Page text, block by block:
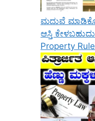
ಮದುವೆ
ಆಸ್ತಿ
Property